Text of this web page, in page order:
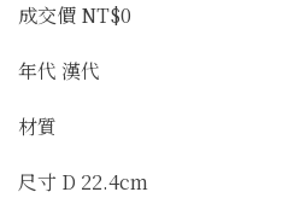
成交價 NT$0
年代 漢代
材質
尺寸 D 22.4cm